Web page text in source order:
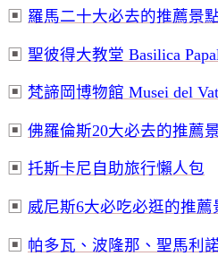
▣ 羅馬二十大必去的推薦景
▣ 聖彼得大教堂 Basilica
▣ 梵諦岡博物館 Musei del
▣ 佛羅倫斯20大必去的推薦
▣ 托斯卡尼自助旅行懶人包
▣ 威尼斯6大必吃必逛的推薦
▣ 帕多瓦、波隆那、聖馬利